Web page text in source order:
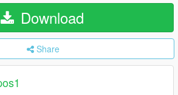
Download
Share